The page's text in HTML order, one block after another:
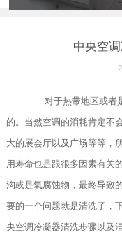
中央空
对于热带地区或者是
的。当然空调的消耗肯定不
大的展会厅以及广场等等，
用寿命也是跟很多因素有关
沟或是氧腐蚀物，最终导致
要的一个问题就是清洗了，
央空调冷凝器清洗步骤以及